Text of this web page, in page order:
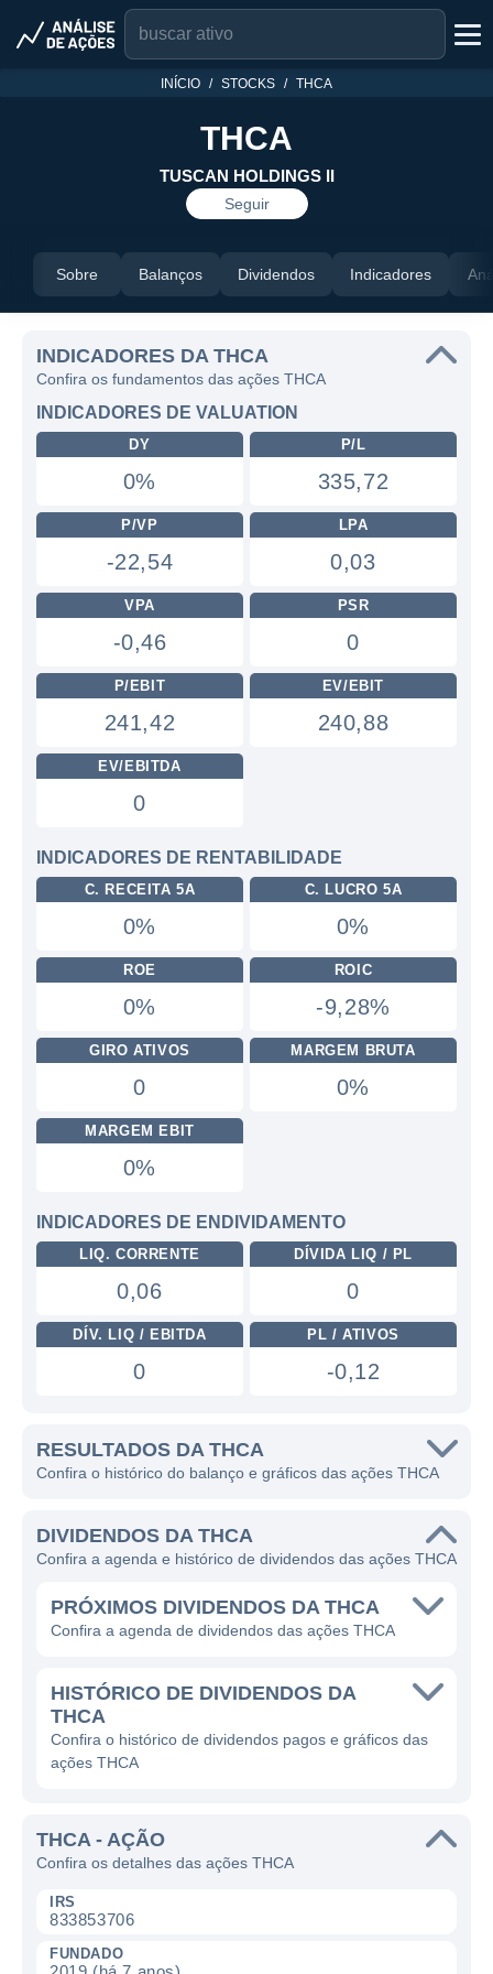
INÍCIO STOCKS THCA
THCA
TUSCAN HOLDINGS II
Seguir
Sobre Balanços Dividendos Indicadores
INDICADORES DA THCA
Confira os fundamentos das ações THCA
INDICADORES DE VALUATION
DY
0%
P/L
335,72
P/VP
-22,54
LPA
0,03
VPA
-0,46
PSR
0
P/EBIT
241,42
EV/EBIT
240,88
EV/EBITDA
0
INDICADORES DE RENTABILIDADE
C. RECEITA 5A
0%
C. LUCRO 5A
0%
ROE
0%
ROIC
-9,28%
GIRO ATIVOS
0
MARGEM BRUTA
0%
MARGEM EBIT
0%
INDICADORES DE ENDIVIDAMENTO
LIQ. CORRENTE
0,06
DÍVIDA LIQ / PL
0
DÍV. LIQ / EBITDA
0
PL / ATIVOS
-0,12
RESULTADOS DA THCA
Confira o histórico do balanço e gráficos das ações THCA
DIVIDENDOS DA THCA
Confira a agenda e histórico de dividendos das ações THCA
PRÓXIMOS DIVIDENDOS DA THCA
Confira a agenda de dividendos das ações THCA
HISTÓRICO DE DIVIDENDOS DA
THCA
Confira o histórico de dividendos pagos e gráficos das
ações THCA
THCA - AÇÃO
Confira os detalhes das ações THCA
IRS
833853706
FUNDADO